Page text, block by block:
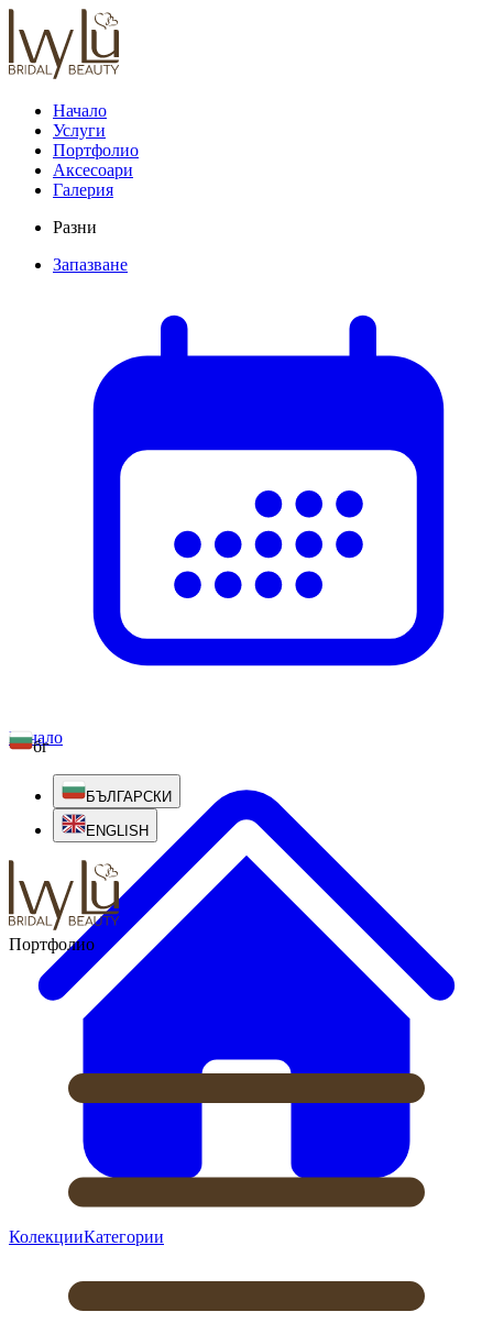
Начало
Услуги
Портфолио
Аксесоари
Галерия
Разни
Запазване
Начало
КолекцииКатегории
бг
БЪЛГАРСКИ
ENGLISH
Портфолио